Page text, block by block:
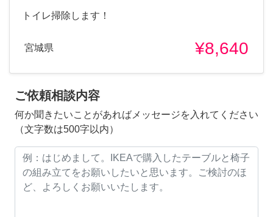
トイレ掃除します！
宮城県 ¥8,640
ご依頼相談内容
何か聞きたいことがあればメッセージを入れてください
（文字数は500字以内）